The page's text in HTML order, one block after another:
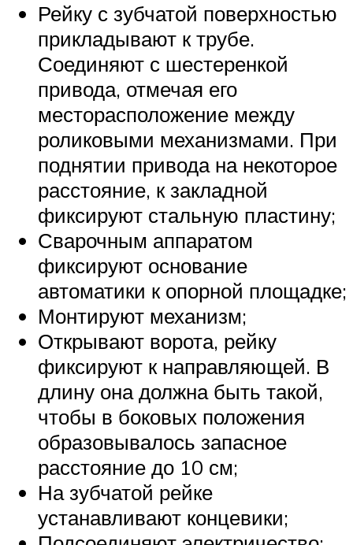
Рейку с зубчатой поверхностью
прикладывают к трубе.
Соединяют с шестеренкой
привода, отмечая его
месторасположение между
роликовыми механизмами. При
поднятии привода на некоторое
расстояние, к закладной
фиксируют стальную пластину;
Сварочным аппаратом
фиксируют основание
автоматики к опорной площадке;
Монтируют механизм;
Открывают ворота, рейку
фиксируют к направляющей. В
длину она должна быть такой,
чтобы в боковых положения
образовывалось запасное
расстояние до 10 см;
На зубчатой рейке
устанавливают концевики;